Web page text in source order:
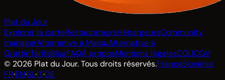
Plat du Jour
Explorer la carteRestaurateursHébergeursCommunity
managerAlternative à MalouAlternative à
GrattinTarifsBlogFAQÀ proposMentions légalesCGUCGV
© 2026 Plat du Jour. Tous droits réservés.FranceSlovénie
FR·EN·SL·IT·DE